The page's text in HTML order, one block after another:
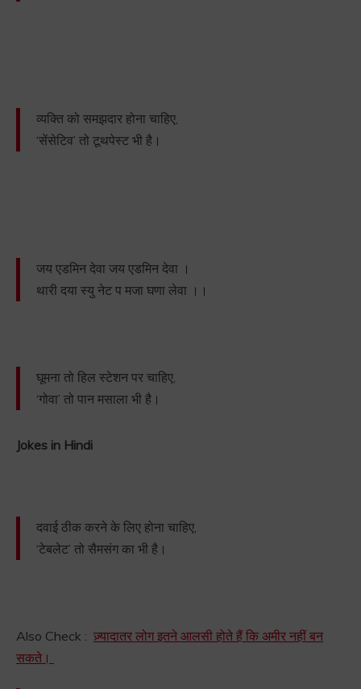
व्यक्ति को समझदार होना चाहिए,
‘सेंसेटिव’ तो टूथपेस्ट भी है।
जय एडमिन देवा जय एडमिन देवा ।
थारी दया स्यु नेट प मजा घणा लेवा ।।
घूमना तो हिल स्टेशन पर चाहिए,
‘गोवा’ तो पान मसाला भी है।
Jokes in Hindi
दवाई ठीक करने के लिए होना चाहिए,
‘टेबलेट’ तो सैमसंग का भी है।
Also Check : ज़्यादातर लोग इतने आलसी होते हैं कि अमीर नहीं बन
सकते।